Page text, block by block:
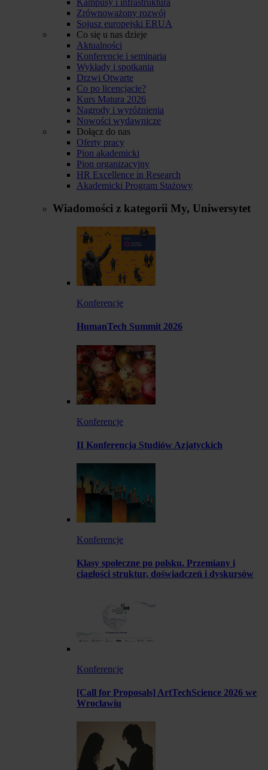
Zrównoważony rozwój
Sojusz europejski ERUA
Co się u nas dzieje
Aktualności
Konferencje i seminaria
Wykłady i spotkania
Drzwi Otwarte
Co po licencjacie?
Kurs Matura 2026
Nagrody i wyróżnienia
Nowości wydawnicze
Dołącz do nas
Oferty pracy
Pion akademicki
Pion organizacyjny
HR Excellence in Research
Akademicki Program Stażowy
Wiadomości z kategorii My, Uniwersytet
Konferencje
HumanTech Summit 2026
Konferencje
II Konferencja Studiów Azjatyckich
Konferencje
Klasy społeczne po polsku. Przemiany i
ciągłości struktur, doświadczeń i dyskursów
Konferencje
[Call for Proposals] ArtTechScience 2026 we
Wrocławiu